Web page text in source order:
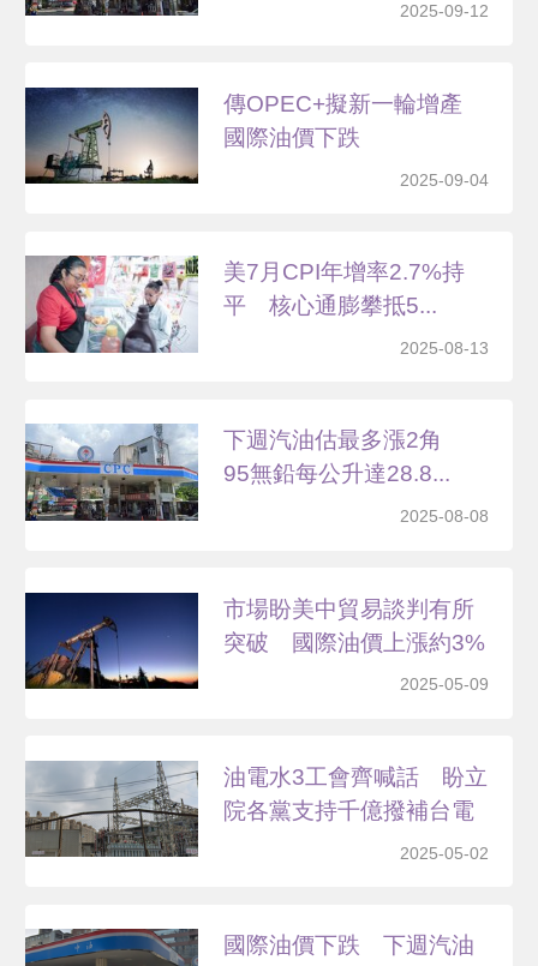
2025-09-12
傳OPEC+擬新一輪增產
國際油價下跌
2025-09-04
美7月CPI年增率2.7%持
平 核心通膨攀抵5...
2025-08-13
下週汽油估最多漲2角
95無鉛每公升達28.8...
2025-08-08
市場盼美中貿易談判有所
突破 國際油價上漲約3%
2025-05-09
油電水3工會齊喊話 盼立
院各黨支持千億撥補台電
2025-05-02
國際油價下跌 下週汽油